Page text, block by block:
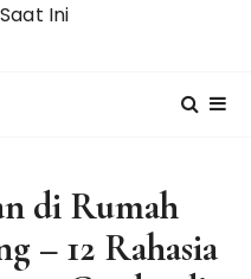
Ini
di Rumah
– 12 Rahasia